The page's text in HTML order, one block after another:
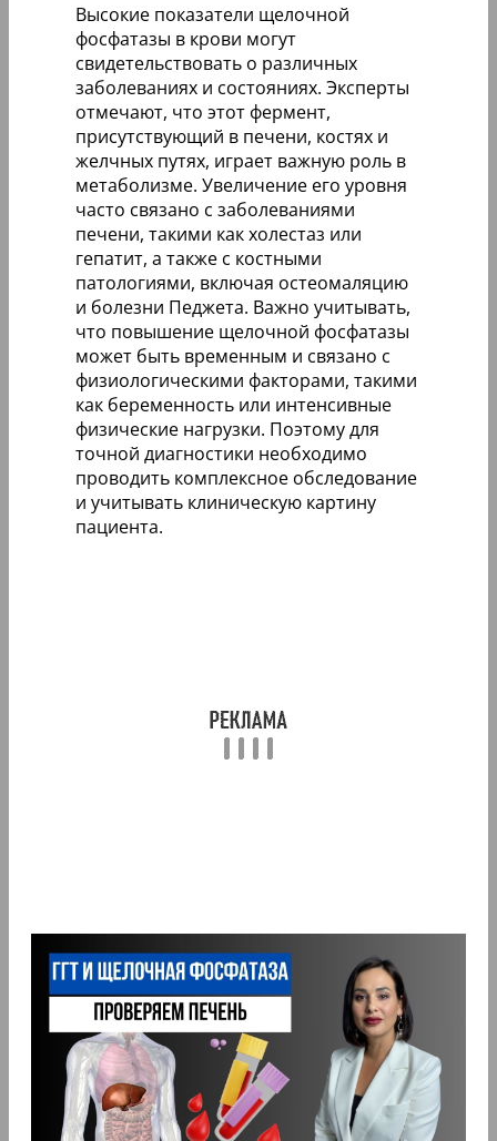
Высокие показатели щелочной
фосфатазы в крови могут
свидетельствовать о различных
заболеваниях и состояниях. Эксперты
отмечают, что этот фермент,
присутствующий в печени, костях и
желчных путях, играет важную роль в
метаболизме. Увеличение его уровня
часто связано с заболеваниями
печени, такими как холестаз или
гепатит, а также с костными
патологиями, включая остеомаляцию
и болезни Педжета. Важно учитывать,
что повышение щелочной фосфатазы
может быть временным и связано с
физиологическими факторами, такими
как беременность или интенсивные
физические нагрузки. Поэтому для
точной диагностики необходимо
проводить комплексное обследование
и учитывать клиническую картину
пациента.